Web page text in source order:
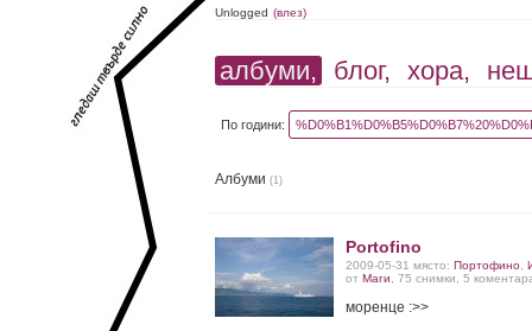
Unlogged (влез)
албуми, блог, хора,
По години:
Албуми(1)
Portofino
2009-05-31 място:Портофино ,
отМаги , 75 снимки, 5
моренце :>>